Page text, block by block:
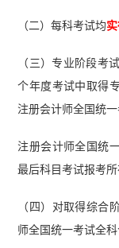
（二）每科考试均
（三）专业阶段考
个年度考试中取得
注册会计师全国统
注册会计师全国统
最后科目考试报考所
（四）对取得综合
师全国统一考试全科